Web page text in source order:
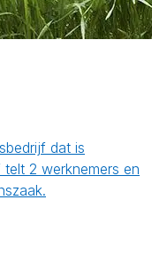
dat is
2 werknemers en